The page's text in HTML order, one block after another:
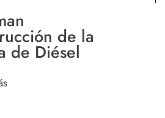
de la
de Diésel